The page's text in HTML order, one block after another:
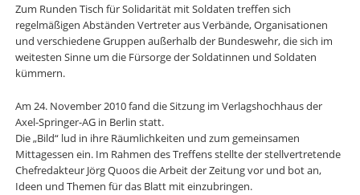
Zum Runden Tisch für Solidarität mit Soldaten treffen sich
regelmäßigen Abständen Vertreter aus Verbände, Organisationen
und verschiedene Gruppen außerhalb der Bundeswehr, die sich im
weitesten Sinne um die Fürsorge der Soldatinnen und Soldaten
kümmern.
Am 24. November 2010 fand die Sitzung im Verlagshochhaus der
Axel-Springer-AG in Berlin statt.
Die „Bild“ lud in ihre Räumlichkeiten und zum gemeinsamen
Mittagessen ein. Im Rahmen des Treffens stellte der stellvertretende
Chefredakteur Jörg Quoos die Arbeit der Zeitung vor und bot an,
Ideen und Themen für das Blatt mit einzubringen.